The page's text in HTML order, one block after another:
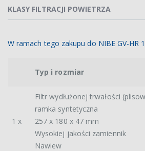
KLASY FILTRACJI POWIETRZA
W ramach tego zakupu do NIBE GV-HR
Typ i rozmiar
1 x
Filtr wydłużonej trwałości
ramka syntetyczna
257 x 180 x 47 mm
Wysokiej jakości zamiennik
Nawiew